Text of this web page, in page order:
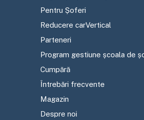
Pentru Șoferi
Reducere carVertical
Parteneri
Program gestiune școala de
Cumpără
Întrebări frecvente
Magazin
Despre noi